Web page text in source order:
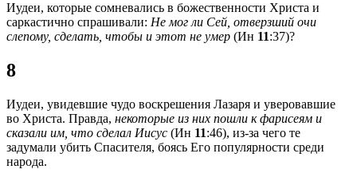
Иудеи, которые сомневались в божественности Христа и
саркастично спрашивали: Не мог ли Сей, отверзший очи
слепому, сделать, чтобы и этот не умер (Ин 11:37)?
8
Иудеи, увидевшие чудо воскрешения Лазаря и уверовавшие
во Христа. Правда, некоторые из них пошли к фарисеям и
сказали им, что сделал Иисус (Ин 11:46), из-за чего те
задумали убить Спасителя, боясь Его популярности среди
народа.